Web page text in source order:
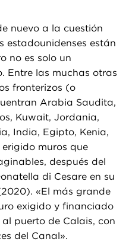
nuevo a la cuestión
estadounidenses están
no es solo un
Entre las muchas otras
fronterizos (o
Arabia Saudita,
Kuwait, Jordania,
India, Egipto, Kenia,
muros que
después del
di Cesare en su
«El más grande
exigido y financiado
puerto de Calais, con
del Canal».